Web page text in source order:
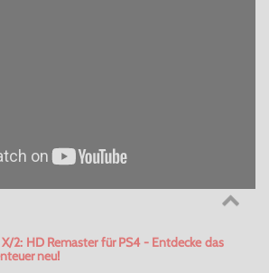
2: HD Remaster für PS4 - Entdecke das
neu!